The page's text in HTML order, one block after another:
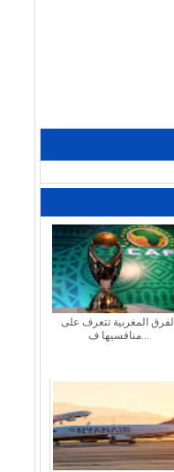
الفرق المغربية تتعرف على
منافسيها ف...